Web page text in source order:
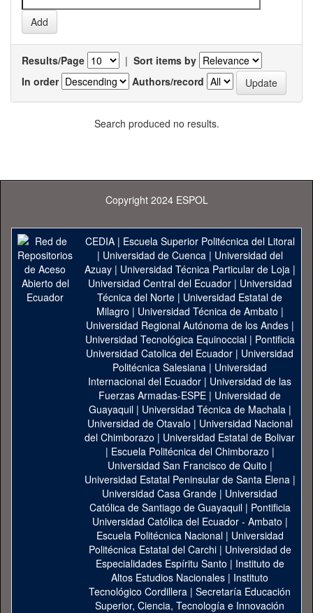
Results/Page | Sort items by
In order
Authors/record
Search produced no results.
Copyright 2024 ESPOL
CEDIA| Escuela Superior Politécnica del Litoral
| Universidad de Cuenca| Universidad del
Azuay| Universidad Técnica Particular de Loja|
Universidad Central del Ecuador| Universidad
Técnica del Norte | Universidad Estatal de
Milagro | Universidad Técnica de Ambato |
Universidad Regional Autónoma de los Andes|
Universidad Tecnológica Equinoccial| Pontificia
Universidad Catolica del Ecuador | Universidad
Politécnica Salesiana | Universidad
Internacional del Ecuador | Universidad de las
Fuerzas Armadas-ESPE | Universidad de
Guayaquil| Universidad Técnica de Machala|
Universidad de Otavalo | Universidad Nacional
del Chimborazo | Universidad Estatal de Bolivar
| Escuela Politécnica del Chimborazo |
Universidad San Francisco de Quito |
Universidad Estatal Peninsular de Santa Elena|
Universidad Casa Grande | Universidad
Católica de Santiago de Guayaquil| Pontificia
Universidad Católica del Ecuador - Ambato |
Escuela Politécnica Nacional| Universidad
Politécnica Estatal del Carchi| Universidad de
Especialidades Espíritu Santo | Instituto de
Altos Estudios Nacionales | Instituto
Tecnológico Cordillera | Secretaría Educación
Superior, Ciencia, Tecnología e Innovación